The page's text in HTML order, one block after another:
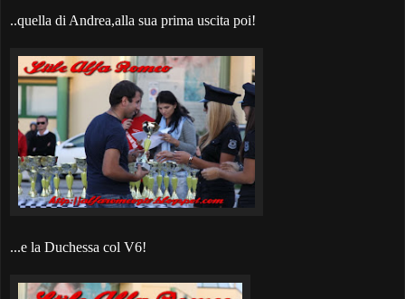
..quella di Andrea,alla sua prima uscita poi!
...e la Duchessa col V6!